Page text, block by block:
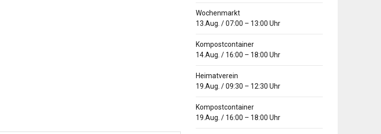
Wochenmarkt
13.Aug. /07:00 – 13:00 Uhr
Kompostcontainer
14.Aug. / 16:00 – 18:00 Uhr
Heimatverein
19.Aug. /09:30 – 12:30 Uhr
Kompostcontainer
19.Aug. / 16:00 – 18:00 Uhr